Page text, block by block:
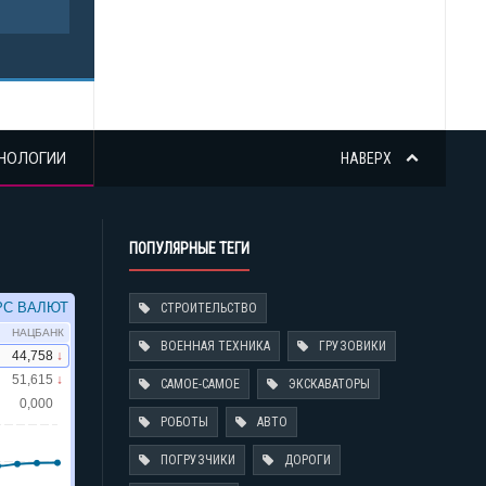
НАВЕРХ
ПОПУЛЯРНЫЕ ТЕГИ
СТРОИТЕЛЬСТВО
ВОЕННАЯ ТЕХНИКА ГРУЗОВИКИ
САМОЕ-САМОЕ ЭКСКАВАТОРЫ
РОБОТЫ АВТО
ПОГРУЗЧИКИ ДОРОГИ